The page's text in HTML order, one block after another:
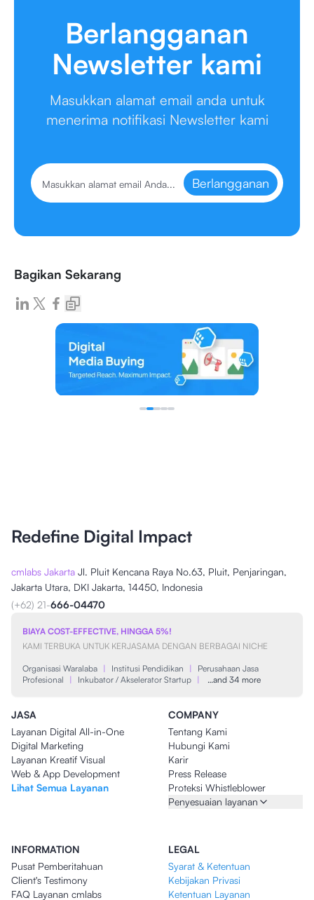
Berlangganan
Newsletter kami
Masukkan alamat email anda untuk
menerima notifikasi Newsletter kami
Berlangganan
Bagikan Sekarang
Redefine Digital Impact
cmlabs Jakarta Jl. Pluit Kencana Raya No.63, Pluit, Penjaringan,
Jakarta Utara, DKI Jakarta, 14450, Indonesia
(+62) 21-666-04470
BIAYA COST-EFFECTIVE, HINGGA 5%!
KAMI TERBUKA UNTUK KERJASAMA DENGAN BERBAGAI NICHE
Organisasi Waralaba | Institusi Pendidikan |
Perusahaan Jasa
Profesional
| Inkubator / Akselerator Startup | …and 34 more
JASA
Layanan Digital All-in-One
Digital Marketing
Layanan Kreatif Visual
Web & App Development
Lihat Semua Layanan
COMPANY
Tentang Kami
Hubungi Kami
Karir
Press Release
Proteksi Whistleblower
Penyesuaian layanan
INFORMATION
Pusat Pemberitahuan
Client's Testimony
FAQ Layanan cmlabs
LEGAL
Syarat & Ketentuan
Kebijakan Privasi
Ketentuan Layanan